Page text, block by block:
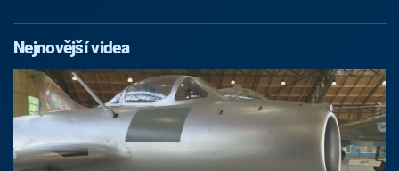
Nejnovější videa